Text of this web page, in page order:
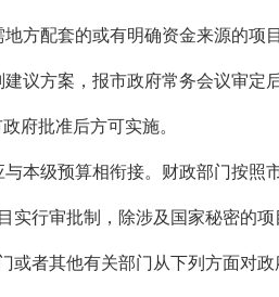
配套的或有明确资金来源的项
议方案，报市政府常务会议审
府批准后方可实施。
级预算相衔接。财政部门按照
行审批制，除涉及国家秘密的项
者其他有关部门从下列方面对政